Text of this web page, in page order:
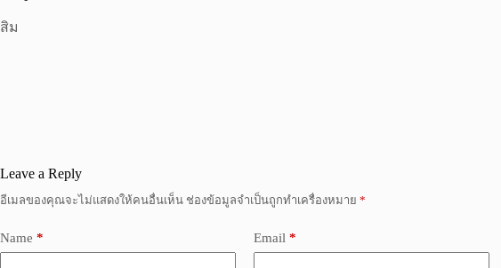
สิม
Leave a Reply
อีเมลของคุณจะไม่แสดงให้คนอื่นเห็น ช่องข้อมูลจำเป็นถูกทำเครื่องหมาย *
Name * Email *